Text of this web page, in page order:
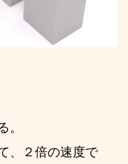
。
、２倍の速度で